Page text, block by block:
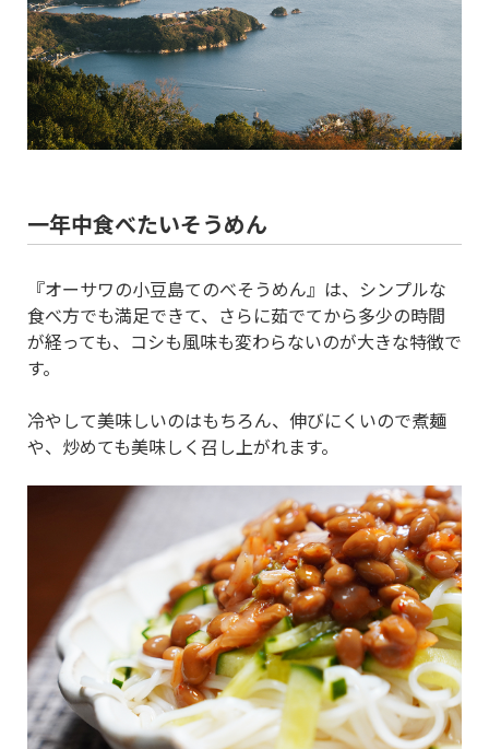
一年中食べたいそうめん
『オーサワの小豆島てのべそうめん』は、シンプルな
食べ方でも満足できて、さらに茹でてから多少の時間
が経っても、コシも風味も変わらないのが大きな特徴で
す。
冷やして美味しいのはもちろん、伸びにくいので煮麺
や、炒めても美味しく召し上がれます。